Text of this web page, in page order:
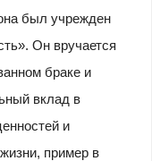
был учрежден
Он вручается
браке и
вклад в
и
пример в